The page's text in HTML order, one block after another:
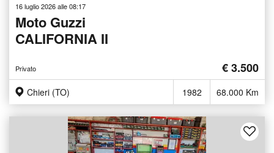
16 luglio 2026 alle 08:17
Moto Guzzi
CALIFORNIA II
Privato € 3.500
Chieri (TO) 1982 68.000 Km